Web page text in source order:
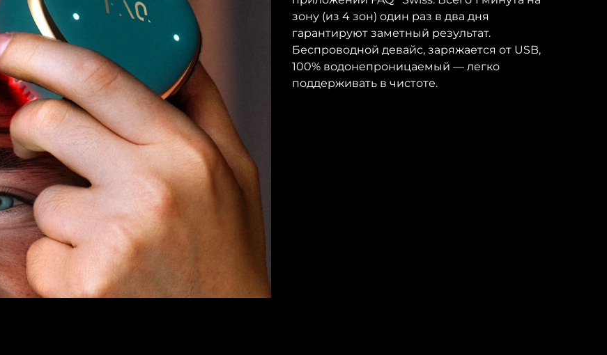
зону (из 4 зон) один раз в два дня
гарантируют заметный результат.
Беспроводной девайс, заряжается от USB,
100% водонепроницаемый — легко
поддерживать в чистоте.